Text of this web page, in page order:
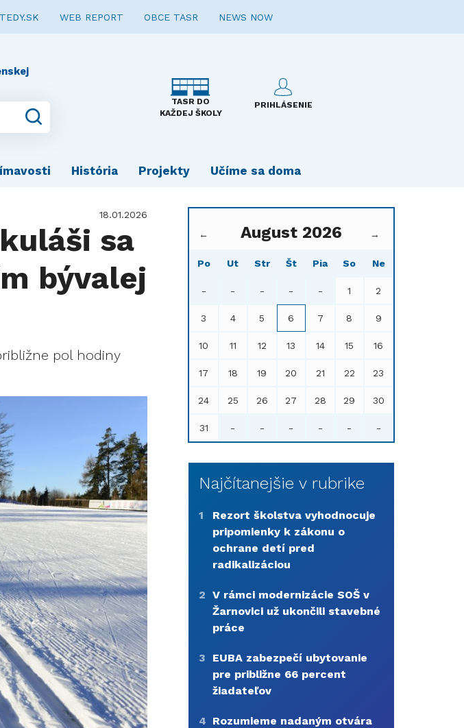
WEB REPORT OBCE TASR NEWS NOW
TASR DO
KAŽDEJ ŠKOLY
PRIHLÁSENIE
História Projekty Učíme sa doma
18.01.2026
sa
bývalej
pol hodiny
← August 2026 →
Po Ut Str Št Pia So Ne
- - - - - 1 2
3 4 5 6 7 8 9
10 11 12 13 14 15 16
17 18 19 20 21 22 23
24 25 26 27 28 29 30
31 - - - - - -
Najčítanejšie v rubrike
1
Rezort školstva vyhodnocuje
pripomienky k zákonu o
ochrane detí pred
radikalizáciou
2 V rámci modernizácie SOŠ v
Žarnovici už ukončili stavebné
práce
3
EUBA zabezpečí ubytovanie
pre približne 66 percent
žiadateľov
4 Rozumieme nadaným otvára